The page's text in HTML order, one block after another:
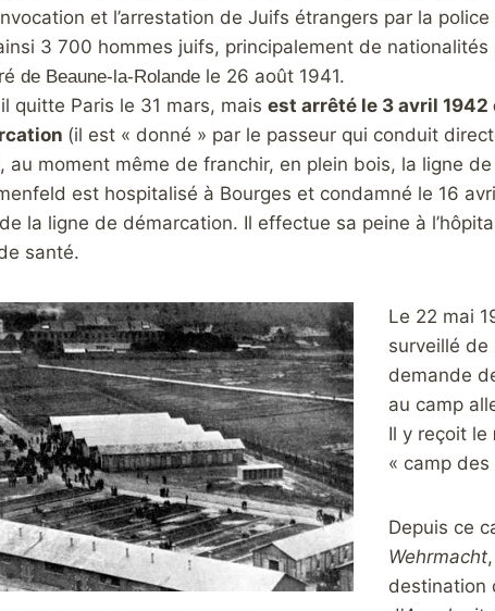
et l’arrestation de Juifs étrangers par la
3 700 hommes juifs, principalement de
de Beaune-la-Rolande le 26 août 1941.
quitte Paris le 31 mars, mais est arrêté le 3 avril
(il est « donné » par le passeur qui conduit
au moment même de franchir, en plein bois, la ligne
est hospitalisé à Bourges et condamné le 16
la ligne de démarcation. Il effectue sa peine à
santé.
Le 22 mai
surveillé
demande
au camp
Il y reçoit le
« camp
Depuis ce
Wehrmacht
destination